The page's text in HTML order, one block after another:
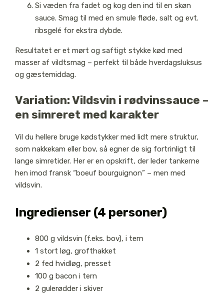
Si væden fra fadet og kog den ind til en skøn
sauce. Smag til med en smule fløde, salt og evt.
ribsgelé for ekstra dybde.
Resultatet er et mørt og saftigt stykke kød med
masser af vildtsmag – perfekt til både hverdagsluksus
og gæstemiddag.
Variation: Vildsvin i rødvinssauce –
en simreret med karakter
Vil du hellere bruge kødstykker med lidt mere struktur,
som nakkekam eller bov, så egner de sig fortrinligt til
lange simretider. Her er en opskrift, der leder tankerne
hen imod fransk “boeuf bourguignon” – men med
vildsvin.
Ingredienser (4 personer)
800 g vildsvin (f.eks. bov), i tern
1 stort løg, grofthakket
2 fed hvidløg, presset
100 g bacon i tern
2 gulerødder i skiver